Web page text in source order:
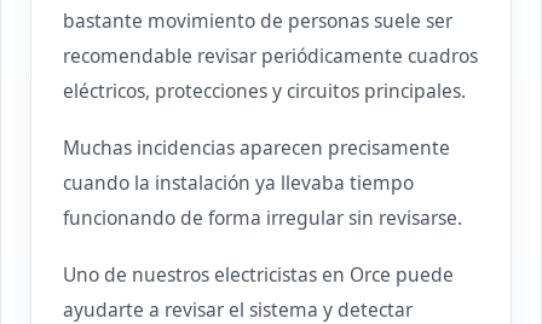
bastante movimiento de personas suele ser
recomendable revisar periódicamente cuadros
eléctricos, protecciones y circuitos principales.
Muchas incidencias aparecen precisamente
cuando la instalación ya llevaba tiempo
funcionando de forma irregular sin revisarse.
Uno de nuestros electricistas en Orce puede
ayudarte a revisar el sistema y detectar